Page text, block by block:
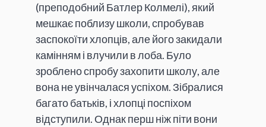
(преподобний Батлер Колмелі), який
мешкає поблизу школи, спробував
заспокоїти хлопців, але його закидали
камінням і влучили в лоба. Було
зроблено спробу захопити школу, але
вона не увінчалася успіхом. Зібралися
багато батьків, і хлопці поспіхом
відступили. Однак перш ніж піти вони